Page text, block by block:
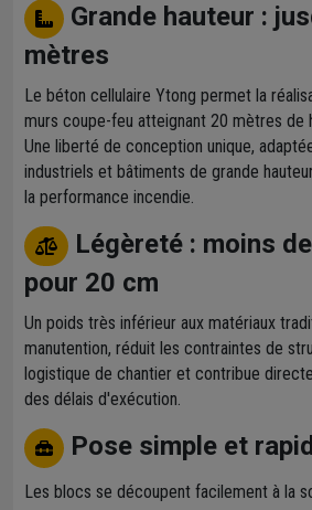
Grande hauteur :
mètres
Le béton cellulaire Ytong permet la
murs coupe-feu atteignant 20 mètres de
Une liberté de conception unique,
industriels et bâtiments de grande
la performance incendie.
Légèreté : moins
pour 20 cm
Un poids très inférieur aux matériaux
manutention, réduit les contraintes de
logistique de chantier et contribue
des délais d'exécution.
Pose simple et
Les blocs se découpent facilement à la